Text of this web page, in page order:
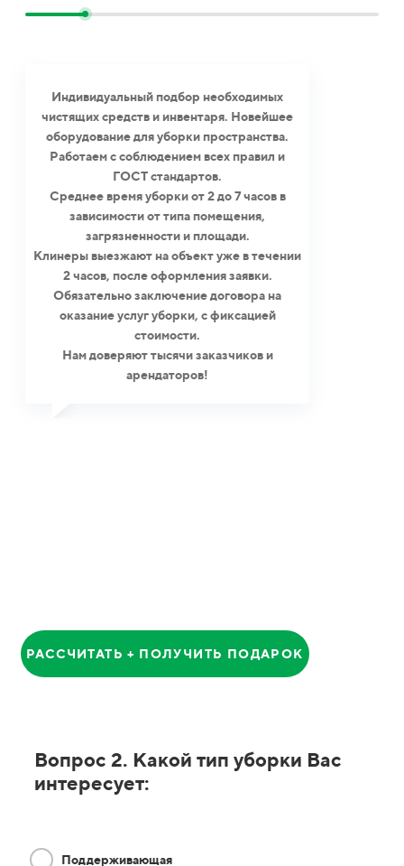
Индивидуальный подбор необходимых
чистящих средств и инвентаря. Новейшее
оборудование для уборки пространства.
Работаем с соблюдением всех правил и
ГОСТ стандартов.
Среднее время уборки от 2 до 7 часов в
зависимости от типа помещения,
загрязненности и площади.
Клинеры выезжают на объект уже в течении
2 часов, после оформления заявки.
Обязательно заключение договора на
оказание услуг уборки, с фиксацией
стоимости.
Нам доверяют тысячи заказчиков и
арендаторов!
РАССЧИТАТЬ + ПОЛУЧИТЬ ПОДАРОК
Вопрос 2. Какой тип уборки Вас
интересует:
Поддерживающая